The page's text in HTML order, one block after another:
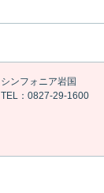
シンフォニア岩国
TEL：0827-29-1600